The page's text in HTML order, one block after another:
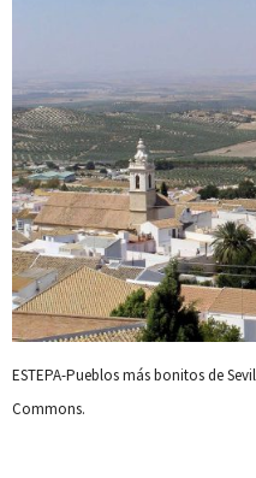
ESTEPA-Pueblos más bonitos de
Commons.